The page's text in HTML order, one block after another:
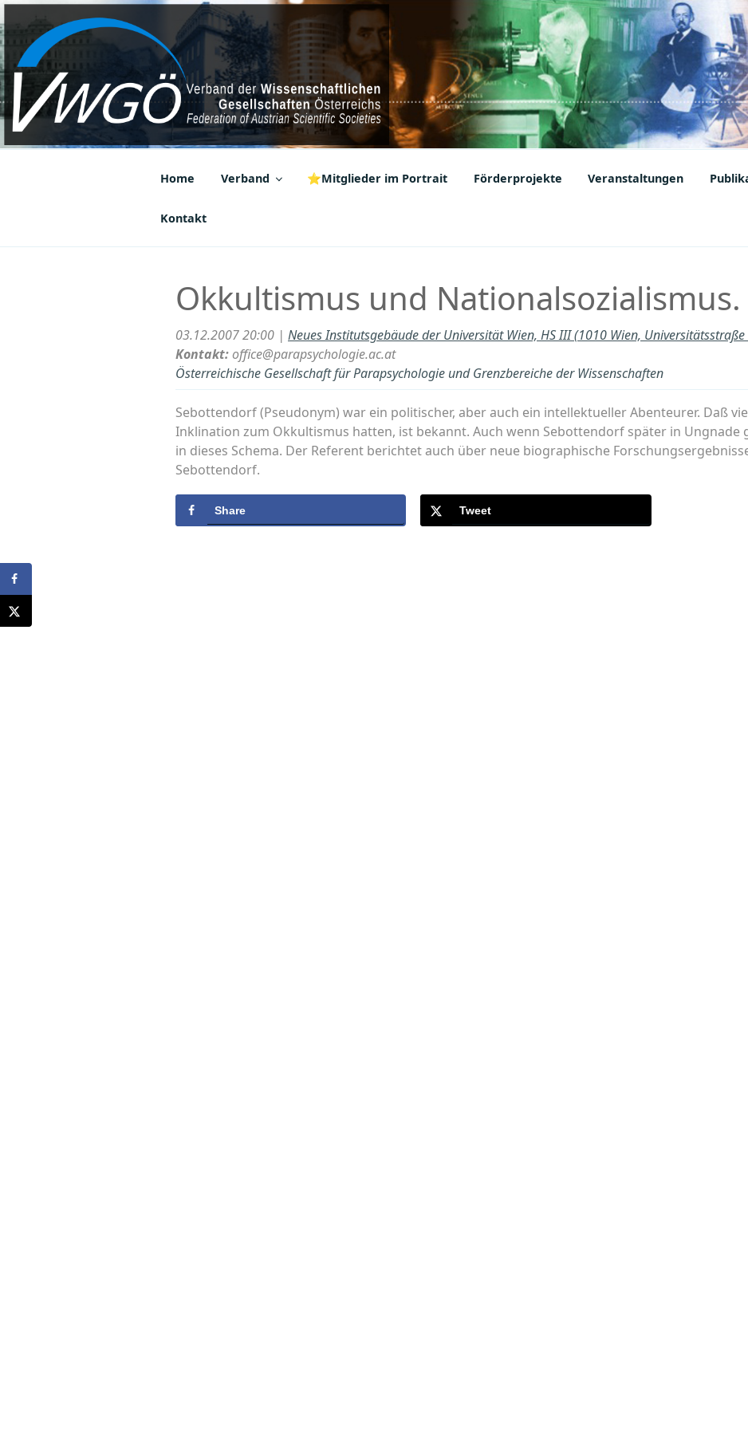
Zum
Inhalt
springen
VWGÖ
Federation of Austrian Scientific Societies
Home Verband ⭐Mitglieder im Portrait Förderprojekte Veranstaltungen
Kontakt
Okkultismus und Nationalsozialismus.
03.12.2007 20:00 | Neues Institutsgebäude der Universität Wien, HS III (1010 Wien, Universitätsstraße
Kontakt:office@parapsychologie.ac.at
Österreichische Gesellschaft für Parapsychologie und Grenzbereiche der Wissenschaften
Sebottendorf (Pseudonym) war ein politischer, aber auch ein intellektueller Abenteurer. Daß
Inklination zum Okkultismus hatten, ist bekannt. Auch wenn Sebottendorf später in Ungnade
in dieses Schema. Der Referent berichtet auch über neue biographische
Sebottendorf.
Share Tweet